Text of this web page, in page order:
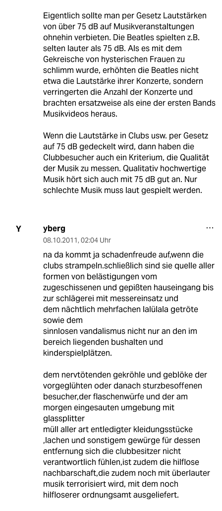
Eigentlich sollte man per Gesetz Lautstärken
von über 75 dB auf Musikveranstaltungen
ohnehin verbieten. Die Beatles spielten z.B.
selten lauter als 75 dB. Als es mit dem
Gekreische von hysterischen Frauen zu
schlimm wurde, erhöhten die Beatles nicht
etwa die Lautstärke ihrer Konzerte, sondern
verringerten die Anzahl der Konzerte und
brachten ersatzweise als eine der ersten Bands
Musikvideos heraus.
Wenn die Lautstärke in Clubs usw. per Gesetz
auf 75 dB gedeckelt wird, dann haben die
Clubbesucher auch ein Kriterium, die Qualität
der Musik zu messen. Qualitativ hochwertige
Musik hört sich auch mit 75 dB gut an. Nur
schlechte Musik muss laut gespielt werden.
Y yberg
08.10.2011, 02:04 Uhr
na da kommt ja schadenfreude auf,wenn die
clubs strampeln.schließlich sind sie quelle aller
formen von belästigungen vom
zugeschissenen und gepißten hauseingang bis
zur schlägerei mit messereinsatz und
dem nächtlich mehrfachen lalülala getröte
sowie dem
sinnlosen vandalismus nicht nur an den im
bereich liegenden bushalten und
kinderspielplätzen.
dem nervtötenden gekröhle und geblöke der
vorgeglühten oder danach sturzbesoffenen
besucher,der flaschenwürfe und der am
morgen eingesauten umgebung mit
glassplitter
müll aller art entledigter kleidungsstücke
,lachen und sonstigem gewürge für dessen
entfernung sich die clubbesitzer nicht
verantwortlich fühlen,ist zudem die hilflose
nachbarschaft,die zudem noch mit überlauter
musik terrorisiert wird, mit dem noch
hilfloserer ordnungsamt ausgeliefert.